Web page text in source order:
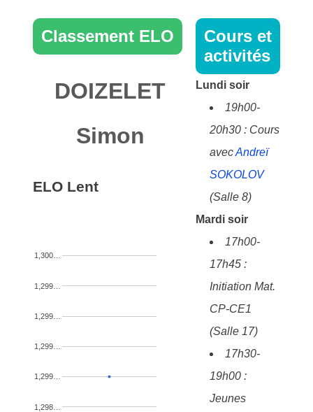
Classement ELO
DOIZELET
Simon
ELO Lent
1,298…
1,299…
1,299…
1,299…
1,299…
1,300…
Cours et
activités
Lundi soir
19h00-
20h30 : Cours
avecAndreï
SOKOLOV
(Salle 8)
Mardi soir
17h00-
17h45 :
Initiation Mat.
CP-CE1
(Salle 17)
17h30-
19h00 :
Jeunes